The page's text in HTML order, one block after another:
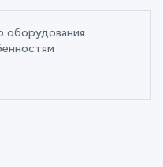
оборудования